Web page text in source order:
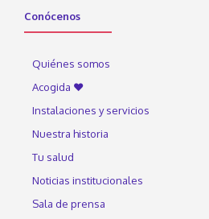
Conócenos
Quiénes somos
Acogida ♥
Instalaciones y servicios
Nuestra historia
Tu salud
Noticias institucionales
Sala de prensa